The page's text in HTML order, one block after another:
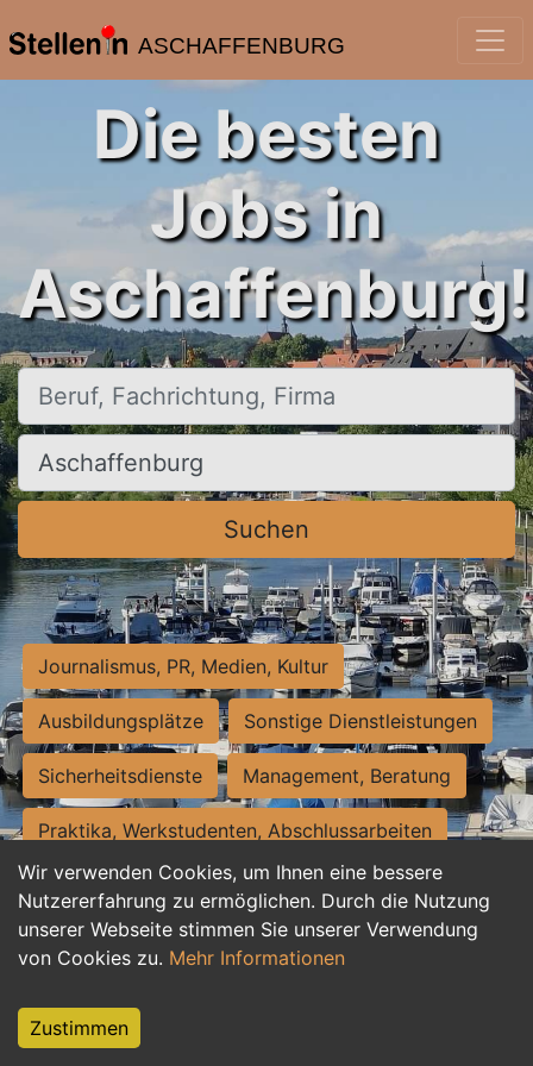
ASCHAFFENBURG
Wir verwenden Cookies, um Ihnen eine bessere
Nutzererfahrung zu ermöglichen. Durch die Nutzung
unserer Webseite stimmen Sie unserer Verwendung
von Cookies zu. Mehr Informationen
Zustimmen
Die besten
Jobs in
Aschaffenburg!
Beruf, Fachrichtung, Firma
Ort, Stadt
Suchen
Journalismus, PR, Medien, Kultur
Ausbildungsplätze Sonstige Dienstleistungen
Sicherheitsdienste Management, Beratung
Praktika, Werkstudenten, Abschlussarbeiten
Personalwesen Assistenz, Sekretariat
Hilfskräfte, Aushilfs- und Nebenjobs
Weiterbildung, Studium, duale Ausbildung